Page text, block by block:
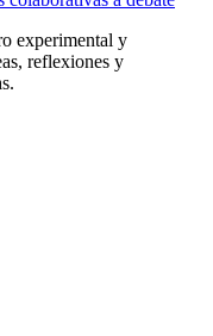
experimental y
reflexiones y